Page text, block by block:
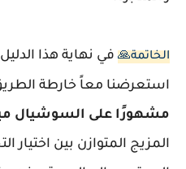
الخاتمة🙏 في نهاية هذا
استعرضنا معاً خارطة
مشهورًا على السوشيال
المزيج المتوازن بين